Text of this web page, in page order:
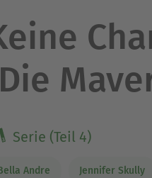
Serie (Teil 4)
Andre Jennifer Skully